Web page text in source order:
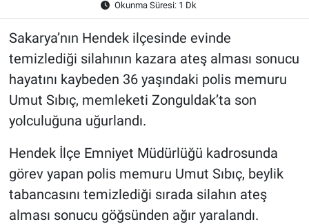
Okunma Süresi: 1 Dk
Sakarya’nın Hendek ilçesinde evinde
temizlediği silahının kazara ateş alması sonucu
hayatını kaybeden 36 yaşındaki polis memuru
Umut Sıbıç, memleketi Zonguldak’ta son
yolculuğuna uğurlandı.
Hendek İlçe Emniyet Müdürlüğü kadrosunda
görev yapan polis memuru Umut Sıbıç, beylik
tabancasını temizlediği sırada silahın ateş
alması sonucu göğsünden ağır yaralandı.